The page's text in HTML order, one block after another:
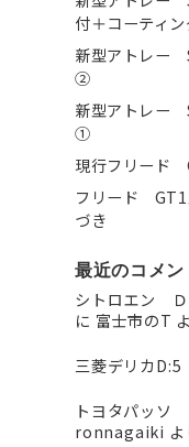
付＋コーティ
新型アトレー
②
新型アトレー
①
現行フリード
フリード GT1
づき
最近のコメン
シトロエン
に 富士市のT
三菱デリカ
トヨタパッソ
ronnagaiki よ